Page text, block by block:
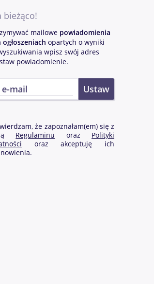
bieżąco!
mailowe powiadomienia
opartych o wyniki
wpisz swój adres
powiadomienie.
że zapoznałam(em) się z
Regulaminu oraz Polityki
oraz akceptuję ich